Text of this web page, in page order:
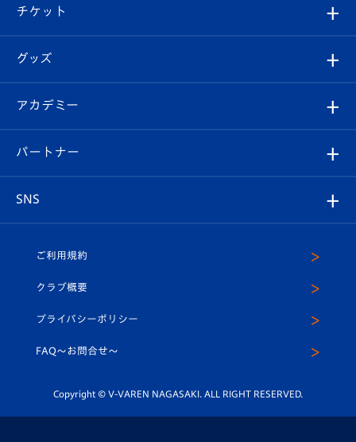
チケット
イベント
メディア
ホームタウン
エンブレム紹介
スタッフプロフィール
マスコット紹介
平和祈念活動
ホームタウン活動
はじめての観戦ガイド
Revive Team
ヴィヴィくんの長崎おもてなしガイド
試合日程/結果
フォトギャラリー
スタジアムグルメ
チケット
チケット
V-LOVERS（ファンクラブ）
プレイヤーズスイート
グッズ
オンラインショップ
店舗情報
アカデミー
育成からのお知らせ
U-18
スクール
パートナー
SNS
ヴィヴィくんインスタグラム
公式LINE＠
ご利用規約
クラブ概要
プライバシーポリシー
FAQ〜お問合せ〜
Copyright © V-VAREN NAGASAKI. ALL RIGHT RESERVED.